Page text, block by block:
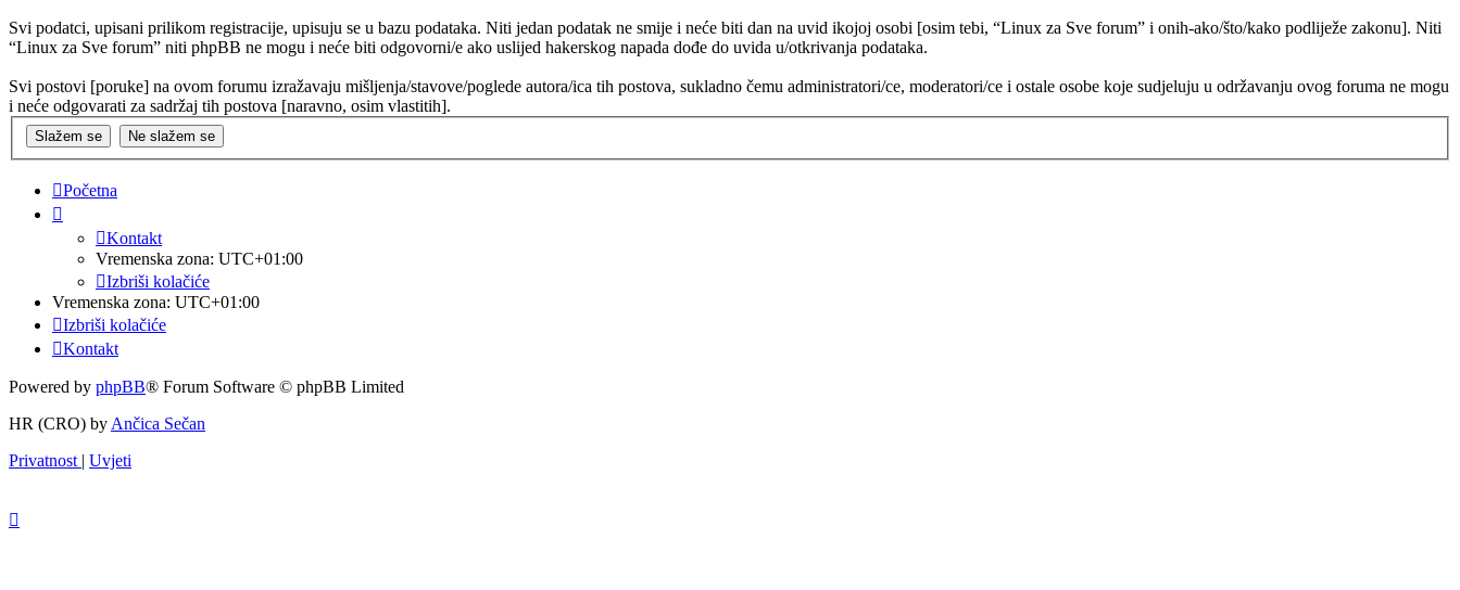
Svi podatci, upisani prilikom registracije, upisuju se u bazu podataka. Niti jedan podatak ne smije i neće biti dan na uvid ikojoj osobi [osim tebi, “Linux za Sve forum” i onih-ako/što/kako podliježe zakonu]. Niti
“Linux za Sve forum” niti phpBB ne mogu i neće biti odgovorni/e ako uslijed hakerskog napada dođe do uvida u/otkrivanja podataka.
Svi postovi [poruke] na ovom forumu izražavaju mišljenja/stavove/poglede autora/ica tih postova, sukladno čemu administratori/ce, moderatori/ce i ostale osobe koje sudjeluju u održavanju ovog foruma ne mogu
i neće odgovarati za sadržaj tih postova [naravno, osim vlastitih].
Početna
Kontakt
Vremenska zona: UTC+01:00
Izbriši kolačiće
Vremenska zona: UTC+01:00
Izbriši kolačiće
Kontakt
Powered by phpBB® Forum Software © phpBB Limited
HR (CRO) by Ančica Sečan
Privatnost | Uvjeti